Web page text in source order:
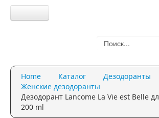
Качество и гарантии
Акции и скидки
Home Каталог
Дезодоранты
Женские дезодоранты
Дезодорант Lancome La Vie est Belle
200 ml